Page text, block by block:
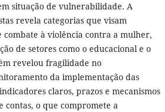
situação de vulnerabilidade. A
revela categorias que visam
combate à violência contra a mulher,
de setores como o educacional e o
revelou fragilidade no
da implementação das
claros, prazos e mecanismos
contas, o que compromete a